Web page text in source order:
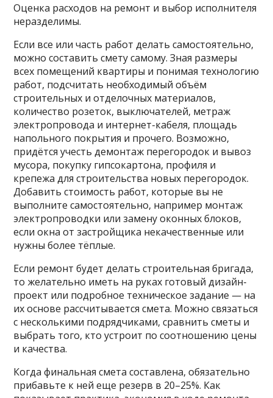
Оценка расходов на ремонт и выбор исполнителя
неразделимы.
Если все или часть работ делать самостоятельно,
можно составить смету самому. Зная размеры
всех помещений квартиры и понимая технологию
работ, подсчитать необходимый объём
строительных и отделочных материалов,
количество розеток, выключателей, метраж
электропровода и интернет-кабеля, площадь
напольного покрытия и прочего. Возможно,
придётся учесть демонтаж перегородок и вывоз
мусора, покупку гипсокартона, профиля и
крепежа для строительства новых перегородок.
Добавить стоимость работ, которые вы не
выполните самостоятельно, например монтаж
электропроводки или замену оконных блоков,
если окна от застройщика некачественные или
нужны более тёплые.
Если ремонт будет делать строительная бригада,
то желательно иметь на руках готовый дизайн-
проект или подробное техническое задание — на
их основе рассчитывается смета. Можно связаться
с несколькими подрядчиками, сравнить сметы и
выбрать того, кто устроит по соотношению цены
и качества.
Когда финальная смета составлена, обязательно
прибавьте к ней еще резерв в 20–25%. Как